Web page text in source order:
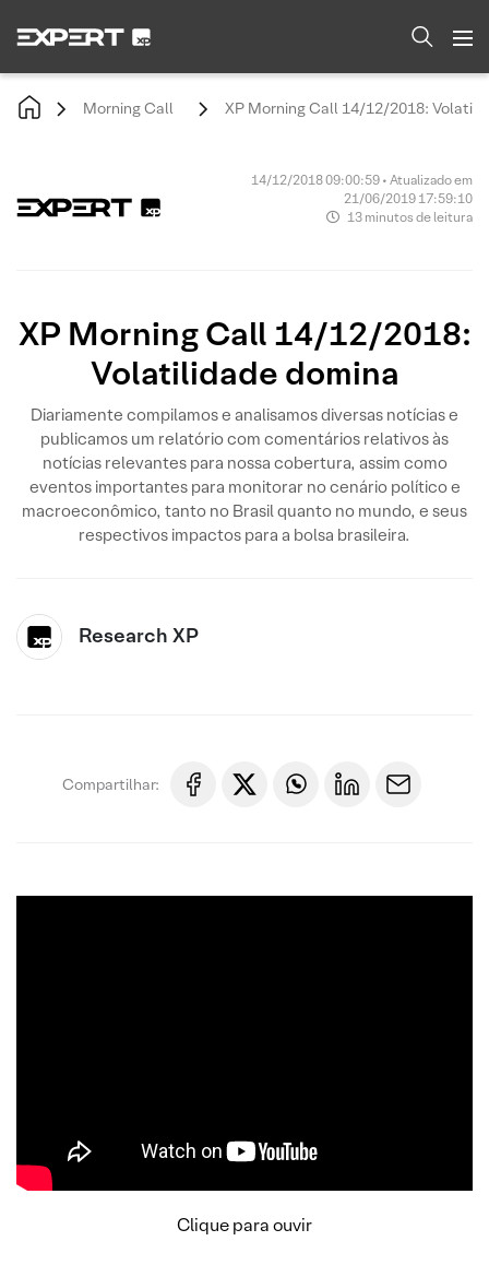
Morning Call XP Morning Call 14/12/2018:
14/12/2018 09:00:59 • Atualizado em
21/06/2019 17:59:10
13 minutos de leitura
XP Morning Call 14/12/2018:
Volatilidade domina
Diariamente compilamos e analisamos diversas notícias e
publicamos um relatório com comentários relativos às
notícias relevantes para nossa cobertura, assim como
eventos importantes para monitorar no cenário político e
macroeconômico, tanto no Brasil quanto no mundo, e seus
respectivos impactos para a bolsa brasileira.
Research XP
Compartilhar:
Clique para ouvir